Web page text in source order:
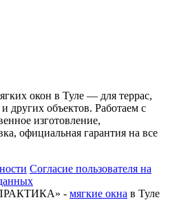
окон в Туле — для террас,
других объектов. Работаем с
изготовление,
официальная гарантия на все
Согласие пользователя на
- мягкие окна в Туле